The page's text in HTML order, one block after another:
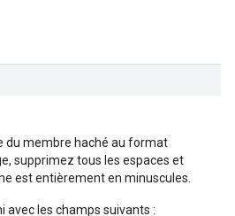
du membre haché au format
supprimez tous les espaces et
est entièrement en minuscules.
avec les champs suivants :